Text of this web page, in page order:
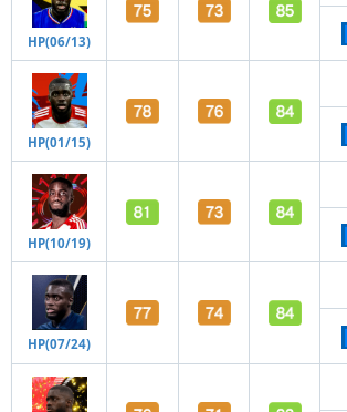
HP(06/13)
HP(01/15)
HP(10/19)
HP(07/24)